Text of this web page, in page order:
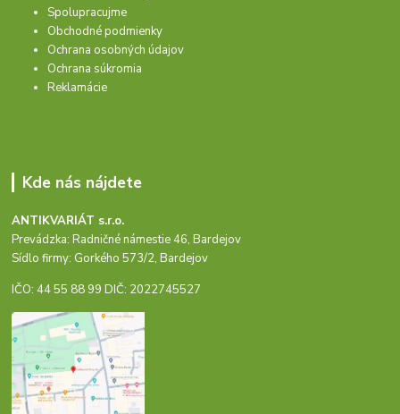
Spolupracujme
Obchodné podmienky
Ochrana osobných údajov
Ochrana súkromia
Reklamácie
Kde nás nájdete
ANTIKVARIÁT s.r.o.
Prevádzka: Radničné námestie 46, Bardejov
Sídlo firmy: Gorkého 573/2, Bardejov
IČO: 44 55 88 99 DIČ: 2022745527